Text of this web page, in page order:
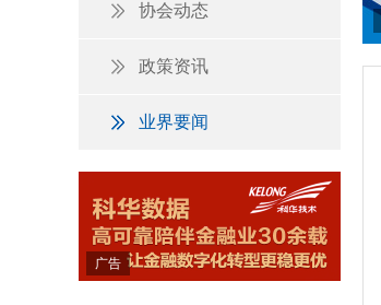
协会动态
政策资讯
业界要闻
广告